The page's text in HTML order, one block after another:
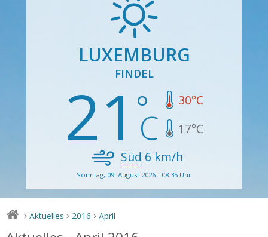
LUXEMBURG
FINDEL
21 30°C
17°C
Süd 6 km/h
Sonntag, 09. August 2026 - 08:35 Uhr
> Aktuelles > 2016 > April